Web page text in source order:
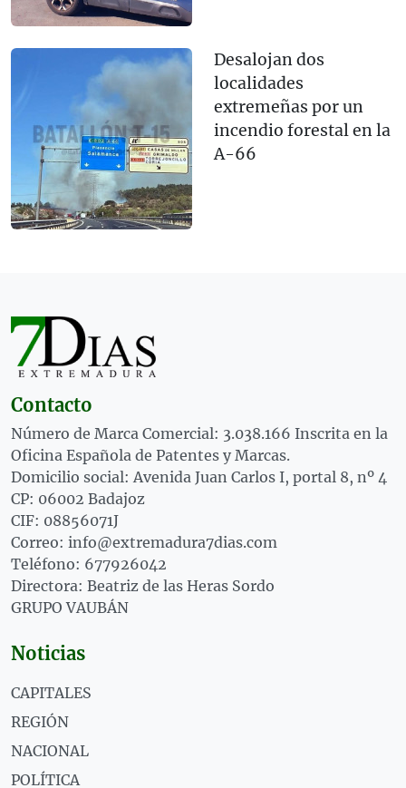
Desalojan dos
localidades
extremeñas por un
incendio forestal en la
A-66
Contacto
Número de Marca Comercial: 3.038.166 Inscrita en la
Oficina Española de Patentes y Marcas.
Domicilio social: Avenida Juan Carlos I, portal 8, nº 4
CP: 06002 Badajoz
CIF: 08856071J
Correo: info@extremadura7dias.com
Teléfono: 677926042
Directora: Beatriz de las Heras Sordo
GRUPO VAUBÁN
Noticias
CAPITALES
REGIÓN
NACIONAL
POLÍTICA